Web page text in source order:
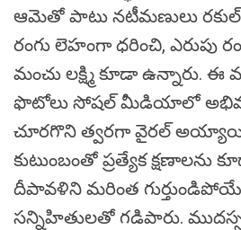
ఆమెతో పాటు నటీమణులు రకుల్
రంగు లెహంగా ధరించి, ఎరుపు
మంచు లక్ష్మి కూడా ఉన్నారు. ఈ
ఫొటోలు సోషల్ మీడియాలో
చూరగొని త్వరగా వైరల్
కుటుంబంతో ప్రత్యేక క్షణాలను
దీపావళిని మరింత
సన్నిహితులతో గడిపారు.